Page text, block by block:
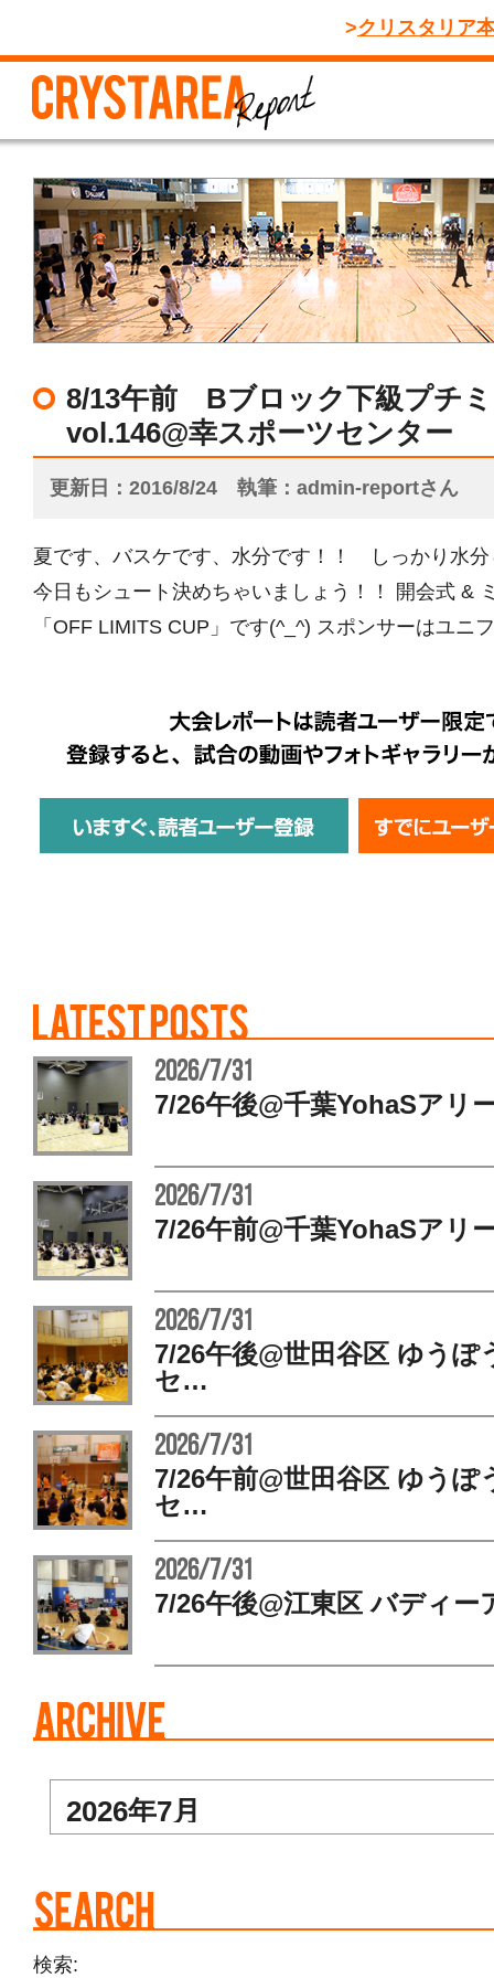
クリスタリア
8/13午前 Bブロック下級プチ
vol.146@幸スポーツセンター
更新日 2016/8/24 執筆 admin-reportさん
夏です、バスケです、水分です！！ しっかり水分
今日もシュート決めちゃいましょう！！ 開会式 &
「OFF LIMITS CUP」です(^_^) スポンサーはユニ
2026/7/31
7/26午後@千葉YohaSア
2026/7/31
7/26午前@千葉YohaSア
2026/7/31
7/26午後@世田谷区 ゆうぽ
セ…
2026/7/31
7/26午前@世田谷区 ゆうぽ
セ…
2026/7/31
7/26午後@江東区 バディ
検索: